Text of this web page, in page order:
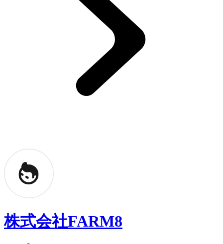
株式会社FARM8